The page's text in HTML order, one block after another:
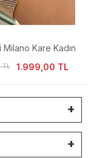
Milano Kare Kadın
Kol Saati
TL 1.999,00 TL